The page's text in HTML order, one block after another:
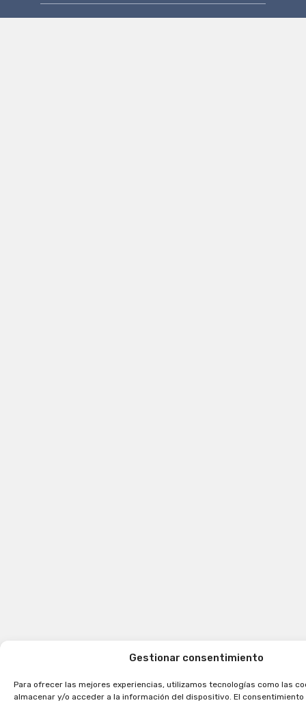
Gestionar consentimiento
Para ofrecer las mejores experiencias, utilizamos tecnologías como las
almacenar y/o acceder a la información del dispositivo. El